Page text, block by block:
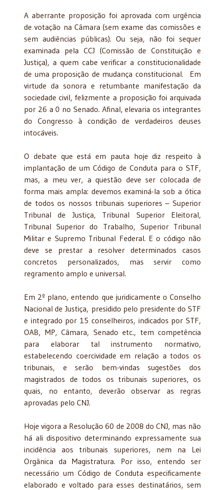
A aberrante proposição foi aprovada com urgência
de votação na Câmara (sem exame das comissões e
sem audiências públicas). Ou seja, não foi sequer
examinada pela CCJ (Comissão de Constituição e
Justiça), a quem cabe verificar a constitucionalidade
de uma proposição de mudança constitucional. Em
virtude da sonora e retumbante manifestação da
sociedade civil, felizmente a proposição foi arquivada
por 26 a 0 no Senado. Afinal, elevaria os integrantes
do Congresso à condição de verdadeiros deuses
intocáveis.
O debate que está em pauta hoje diz respeito à
implantação de um Código de Conduta para o STF,
mas, a meu ver, a questão deve ser colocada de
forma mais ampla: devemos examiná-la sob a ótica
de todos os nossos tribunais superiores – Superior
Tribunal de Justiça, Tribunal Superior Eleitoral,
Tribunal Superior do Trabalho, Superior Tribunal
Militar e Supremo Tribunal Federal. E o código não
deve se prestar a resolver determinados casos
concretos personalizados, mas servir como
regramento amplo e universal.
Em 2º plano, entendo que juridicamente o Conselho
Nacional de Justiça, presidido pelo presidente do STF
e integrado por 15 conselheiros, indicados por STF,
OAB, MP, Câmara, Senado etc., tem competência
para elaborar tal instrumento normativo,
estabelecendo coercividade em relação a todos os
tribunais, e serão bem-vindas sugestões dos
magistrados de todos os tribunais superiores, os
quais, no entanto, deverão observar as regras
aprovadas pelo CNJ.
Hoje vigora a Resolução 60 de 2008 do CNJ, mas não
há ali dispositivo determinando expressamente sua
incidência aos tribunais superiores, nem na Lei
Orgânica da Magistratura. Por isso, entendo ser
necessário um Código de Conduta especificamente
elaborado e voltado para esses destinatários, sem